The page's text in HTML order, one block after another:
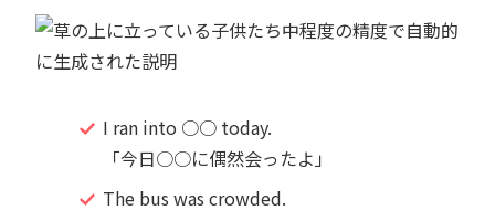
I ran into ○○ today.
「今日○○に偶然会ったよ」
The bus was crowded.